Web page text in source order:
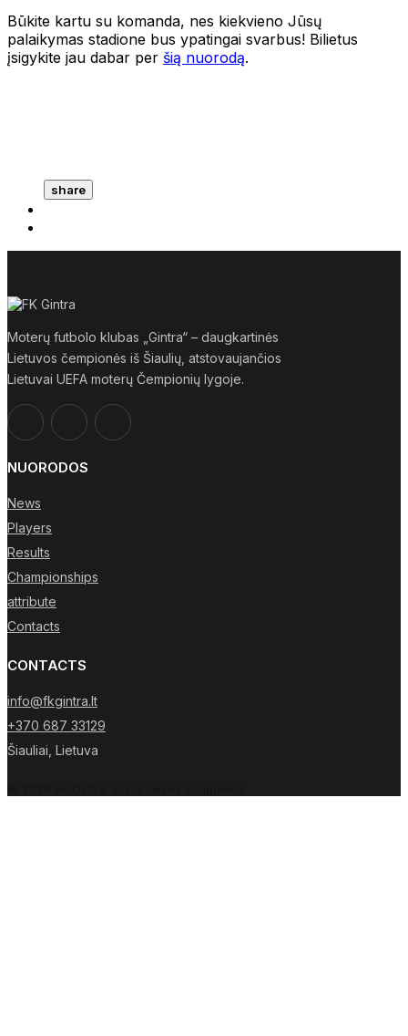
Būkite kartu su komanda, nes kiekvieno Jūsų
palaikymas stadione bus ypatingai svarbus! Bilietus
įsigykite jau dabar per šią nuorodą.
share
Moterų futbolo klubas „Gintra“ – daugkartinės
Lietuvos čempionės iš Šiaulių, atstovaujančios
Lietuvai UEFA moterų Čempionių lygoje.
NUORODOS
News
Players
Results
Championships
attribute
Contacts
CONTACTS
info@fkgintra.lt
+370 687 33129
Šiauliai, Lietuva